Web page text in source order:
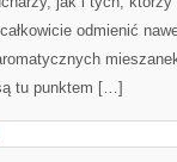
odmienić
tu punktem […]